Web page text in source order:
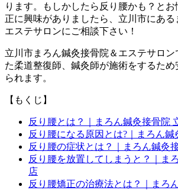
ります。もしかしたら反り腰かも？と
正に興味がありましたら、立川市にある
エステサロンにご相談下さい！
立川市まろん鍼灸接骨院＆エステサロン
た柔道整復師、鍼灸師が施術をするた
られます。
【もくじ】
反り腰とは？｜まろん鍼灸接骨院
反り腰になる原因とは?｜まろん
反り腰の症状とは？｜まろん鍼灸
反り腰を放置してしまうと？｜ま
店
反り腰矯正の治療法とは？｜まろ